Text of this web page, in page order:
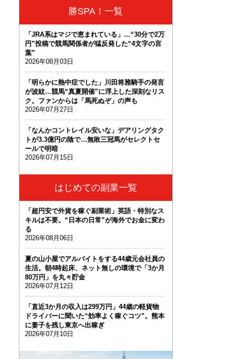
勝SPA！一覧
「JRA系はマジで恵まれている」…“30分で2万
円”投稿で競馬関係者が猛反発した“4文字の言
葉”
2026年08月03日
「明らかに熱中症でした」川田将雅騎手の発言
が波紋…競馬“真夏開催”に浮上した深刻なリス
ク。ファンからは「馬死ぬぞ」の声も
2026年07月27日
「なんかコントレイル安いな」デアリングタク
トが3.3億円の陰で…無敗三冠馬がセレクトセ
ールで明暗
2026年07月15日
はじめての副業一覧
「超円安で外貨を稼ぐ副業術」英語・特別なス
キルは不要。“日本の日常”が海外でお金に変わ
る
2026年08月06日
夏の山小屋でアルバイトをする44歳元会社員の
生活。朝4時起床、ネット無しの環境で「3か月
80万円」を丸々貯金
2026年07月12日
「直近3か月の収入は299万円」44歳の軽貨物
ドライバーに聞いた“効率よく稼ぐコツ”。熊本
に妻子を残し東京へ出稼ぎ
2026年07月10日